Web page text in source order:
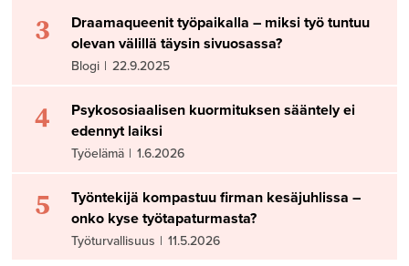
3
Draamaqueenit työpaikalla – miksi työ tuntuu
olevan välillä täysin sivuosassa?
Blogi | 22.9.2025
4
Psykososiaalisen kuormituksen sääntely ei
edennyt laiksi
Työelämä | 1.6.2026
5
Työntekijä kompastuu firman kesäjuhlissa –
onko kyse työtapaturmasta?
Työturvallisuus | 11.5.2026